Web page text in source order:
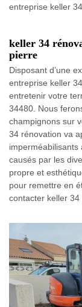
entreprise keller
keller 34
pierre
Disposant d’une
entreprise keller
entretenir votre
34480. Nous
champignons sur
34 rénovation va
causés par les
propre et
pour remettre en
contacter keller 34